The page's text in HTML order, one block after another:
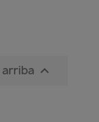
arriba 